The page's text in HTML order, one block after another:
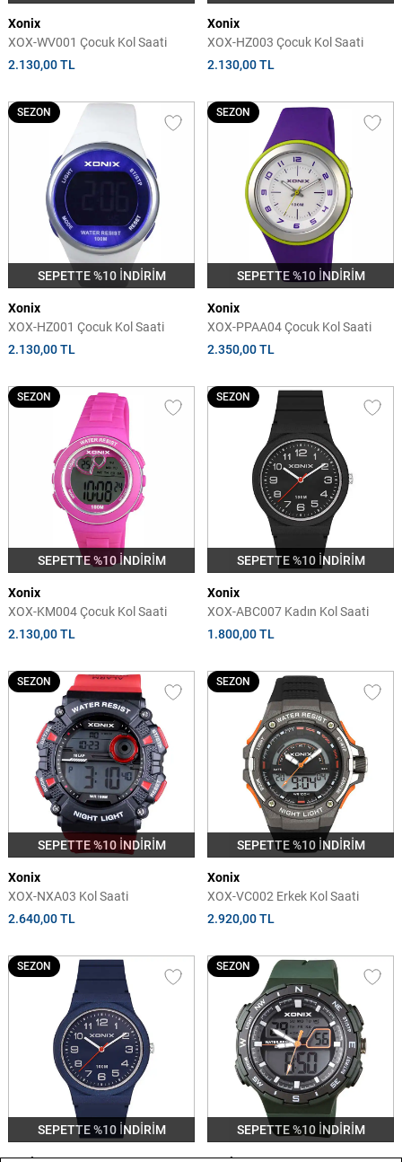
Xonix
XOX-WV001 Çocuk Kol Saati
2.130,00 TL
Xonix
XOX-HZ003 Çocuk Kol Saati
2.130,00 TL
SEPETTE %10 İNDİRİM
SEZON
Xonix
XOX-HZ001 Çocuk Kol Saati
2.130,00 TL
SEPETTE %10 İNDİRİM
SEZON
Xonix
XOX-PPAA04 Çocuk Kol Saati
2.350,00 TL
SEPETTE %10 İNDİRİM
SEZON
Xonix
XOX-KM004 Çocuk Kol Saati
2.130,00 TL
SEPETTE %10 İNDİRİM
SEZON
Xonix
XOX-ABC007 Kadın Kol Saati
1.800,00 TL
SEPETTE %10 İNDİRİM
SEZON
Xonix
XOX-NXA03 Kol Saati
2.640,00 TL
SEPETTE %10 İNDİRİM
SEZON
Xonix
XOX-VC002 Erkek Kol Saati
2.920,00 TL
SEPETTE %10 İNDİRİM
SEZON
SEPETTE %10 İNDİRİM
SEZON